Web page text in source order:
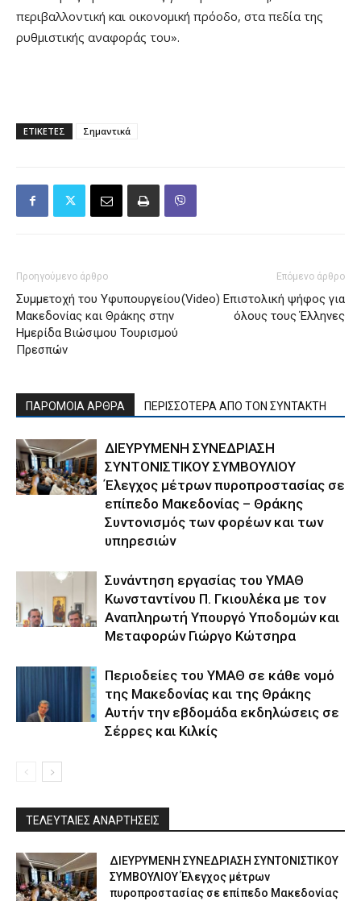
περιβαλλοντική και οικονομική πρόοδο, στα πεδία της
ρυθμιστικής αναφοράς του».
ΕΤΙΚΕΤΕΣ Σημαντικά
Προηγούμενο άρθρο
Συμμετοχή του Υφυπουργείου
Μακεδονίας και Θράκης στην
Ημερίδα Βιώσιμου Τουρισμού
Πρεσπών
Επόμενο άρθρο
(Video) Επιστολική ψήφος για
όλους τους Έλληνες
ΠΑΡΟΜΟΙΑ ΑΡΘΡΑ ΠΕΡΙΣΣΟΤΕΡΑ ΑΠΟ ΤΟΝ ΣΥΝΤΑΚΤΗ
ΔΙΕΥΡΥΜΕΝΗ ΣΥΝΕΔΡΙΑΣΗ
ΣΥΝΤΟΝΙΣΤΙΚΟΥ ΣΥΜΒΟΥΛΙΟΥ
Έλεγχος μέτρων πυροπροστασίας σε
επίπεδο Μακεδονίας – Θράκης
Συντονισμός των φορέων και των
υπηρεσιών
Συνάντηση εργασίας του ΥΜΑΘ
Κωνσταντίνου Π. Γκιουλέκα με τον
Αναπληρωτή Υπουργό Υποδομών και
Μεταφορών Γιώργο Κώτσηρα
Περιοδείες του ΥΜΑΘ σε κάθε νομό
της Μακεδονίας και της Θράκης
Αυτήν την εβδομάδα εκδηλώσεις σε
Σέρρες και Κιλκίς
ΤΕΛΕΥΤΑΙΕΣ ΑΝΑΡΤΗΣΕΙΣ
ΔΙΕΥΡΥΜΕΝΗ ΣΥΝΕΔΡΙΑΣΗ ΣΥΝΤΟΝΙΣΤΙΚΟΥ
ΣΥΜΒΟΥΛΙΟΥ Έλεγχος μέτρων
πυροπροστασίας σε επίπεδο Μακεδονίας